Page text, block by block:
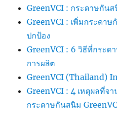
GreenVCI : กระดาษกัน
GreenVCI : เพิ่มกระดาษ
ปกป้อง
GreenVCI : 6 วิธีที่กระ
การผลิต
GreenVCI (Thailand)
GreenVCI : 4 เหตุผลที่จ
กระดาษกันสนิม